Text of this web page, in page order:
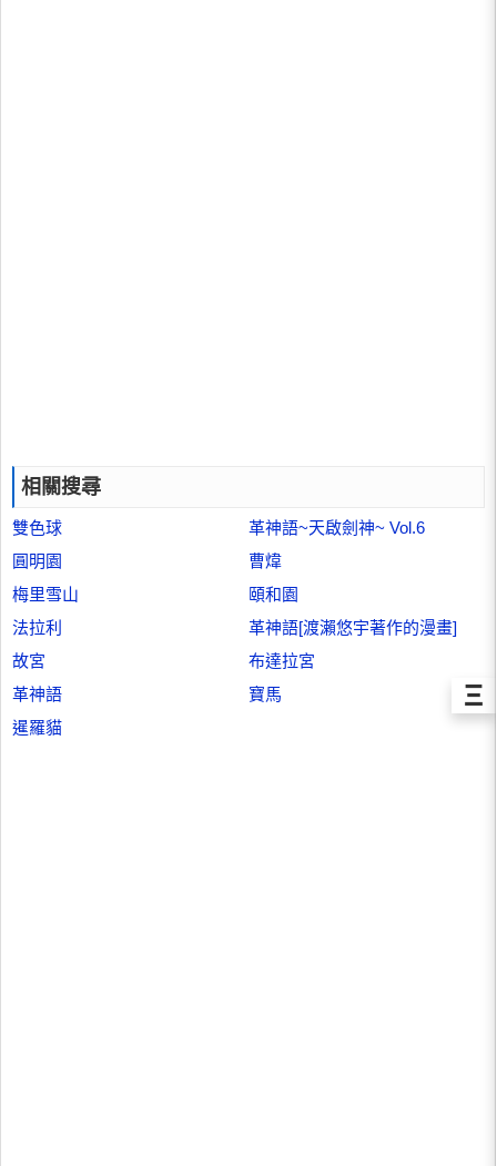
相關搜尋
雙色球
革神語~天啟劍神~ Vol.6
圓明園
曹煒
梅里雪山
頤和園
法拉利
革神語[渡瀨悠宇著作的漫畫]
故宮
布達拉宮
革神語
寶馬
暹羅貓
Ξ